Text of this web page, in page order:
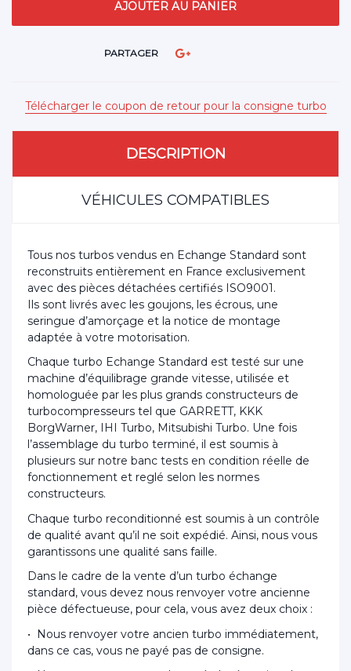
PARTAGER
Télécharger le coupon de retour pour la consigne turbo
DESCRIPTION
VÉHICULES COMPATIBLES
Tous nos turbos vendus en Echange Standard sont
reconstruits entièrement en France exclusivement
avec des pièces détachées certifiés ISO9001.
Ils sont livrés avec les goujons, les écrous, une
seringue d’amorçage et la notice de montage
adaptée à votre motorisation.
Chaque turbo Echange Standard est testé sur une
machine d’équilibrage grande vitesse, utilisée et
homologuée par les plus grands constructeurs de
turbocompresseurs tel que GARRETT, KKK
BorgWarner, IHI Turbo, Mitsubishi Turbo. Une fois
l’assemblage du turbo terminé, il est soumis à
plusieurs sur notre banc tests en condition réelle de
fonctionnement et reglé selon les normes
constructeurs.
Chaque turbo reconditionné est soumis à un contrôle
de qualité avant qu’il ne soit expédié. Ainsi, nous vous
garantissons une qualité sans faille.
Dans le cadre de la vente d’un turbo échange
standard, vous devez nous renvoyer votre ancienne
pièce défectueuse, pour cela, vous avez deux choix :
• Nous renvoyer votre ancien turbo immédiatement,
dans ce cas, vous ne payé pas de consigne.